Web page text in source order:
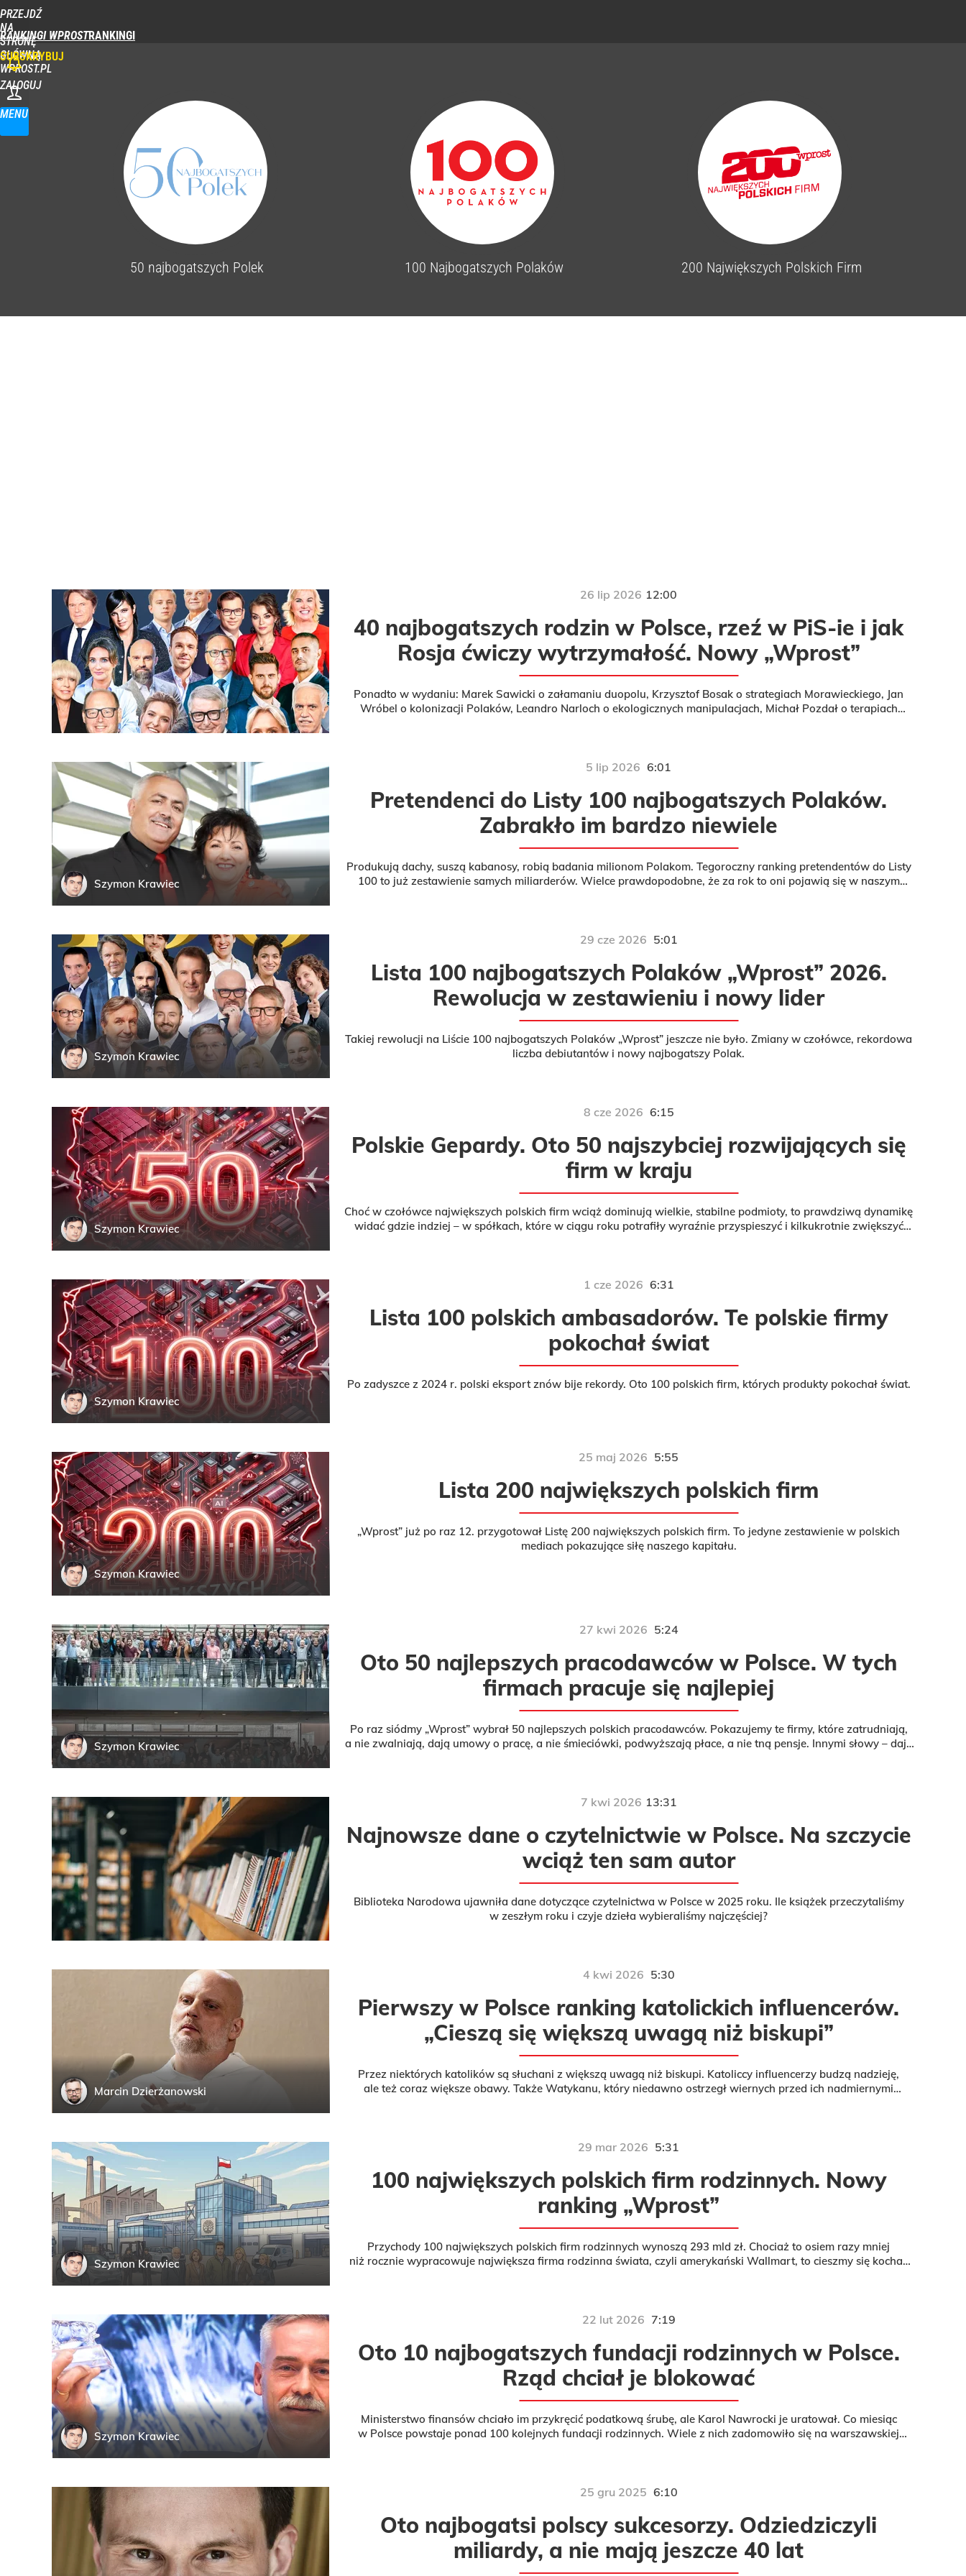
PRZEJDŹ
NA
STRONĘ
GŁÓWNĄ
WPROST.PL
RANKINGI WPROST
SUBSKRYBUJ
ZALOGUJ
MENU
50 najbogatszych Polek 100 Najbogatszych Polaków 200 Największych Polskich Firm
40 najbogatszych rodzin w Polsce, rzeź w PiS-ie i jak
Rosja ćwiczy wytrzymałość. Nowy „Wprost”
Ponadto w wydaniu: Marek Sawicki o załamaniu duopolu, Krzysztof Bosak o strategiach Morawieckiego, Jan
Wróbel o kolonizacji Polaków, Leandro Narloch o ekologicznych manipulacjach, Michał Pozdał o terapiach
26 lip 2026 12:00
Szymon Krawiec
Pretendenci do Listy 100 najbogatszych Polaków.
Zabrakło im bardzo niewiele
Produkują dachy, suszą kabanosy, robią badania milionom Polakom. Tegoroczny ranking pretendentów do Listy
100 to już zestawienie samych miliarderów. Wielce prawdopodobne, że za rok to oni pojawią się w naszym
5 lip 2026 6:01
Szymon Krawiec
Lista 100 najbogatszych Polaków „Wprost” 2026.
Rewolucja w zestawieniu i nowy lider
Takiej rewolucji na Liście 100 najbogatszych Polaków „Wprost” jeszcze nie było. Zmiany w czołówce, rekordowa
liczba debiutantów i nowy najbogatszy Polak.
29 cze 2026 5:01
Szymon Krawiec
Polskie Gepardy. Oto 50 najszybciej rozwijających się
firm w kraju
Choć w czołówce największych polskich firm wciąż dominują wielkie, stabilne podmioty, to prawdziwą dynamikę
widać gdzie indziej – w spółkach, które w ciągu roku potrafiły wyraźnie przyspieszyć i kilkukrotnie zwiększyć
8 cze 2026 6:15
Szymon Krawiec
Lista 100 polskich ambasadorów. Te polskie firmy
pokochał świat
Po zadyszce z 2024 r. polski eksport znów bije rekordy. Oto 100 polskich firm, których produkty pokochał świat.
1 cze 2026 6:31
Szymon Krawiec
Lista 200 największych polskich firm
„Wprost” już po raz 12. przygotował Listę 200 największych polskich firm. To jedyne zestawienie w polskich
mediach pokazujące siłę naszego kapitału.
25 maj 2026 5:55
Szymon Krawiec
Oto 50 najlepszych pracodawców w Polsce. W tych
firmach pracuje się najlepiej
Po raz siódmy „Wprost” wybrał 50 najlepszych polskich pracodawców. Pokazujemy te firmy, które zatrudniają,
a nie zwalniają, dają umowy o pracę, a nie śmieciówki, podwyższają płace, a nie tną pensje. Innymi słowy – dają
27 kwi 2026 5:24
Najnowsze dane o czytelnictwie w Polsce. Na szczycie
wciąż ten sam autor
Biblioteka Narodowa ujawniła dane dotyczące czytelnictwa w Polsce w 2025 roku. Ile książek przeczytaliśmy
w zeszłym roku i czyje dzieła wybieraliśmy najczęściej?
7 kwi 2026 13:31
Marcin Dzierżanowski
Pierwszy w Polsce ranking katolickich influencerów.
„Cieszą się większą uwagą niż biskupi”
Przez niektórych katolików są słuchani z większą uwagą niż biskupi. Katoliccy influencerzy budzą nadzieję,
ale też coraz większe obawy. Także Watykanu, który niedawno ostrzegł wiernych przed ich nadmiernymi
4 kwi 2026 5:30
Szymon Krawiec
100 największych polskich firm rodzinnych. Nowy
ranking „Wprost”
Przychody 100 największych polskich firm rodzinnych wynoszą 293 mld zł. Chociaż to osiem razy mniej
niż rocznie wypracowuje największa firma rodzinna świata, czyli amerykański Wallmart, to cieszmy się kochać
29 mar 2026 5:31
Szymon Krawiec
Oto 10 najbogatszych fundacji rodzinnych w Polsce.
Rząd chciał je blokować
Ministerstwo finansów chciało im przykręcić podatkową śrubę, ale Karol Nawrocki je uratował. Co miesiąc
w Polsce powstaje ponad 100 kolejnych fundacji rodzinnych. Wiele z nich zadomowiło się na warszawskiej
22 lut 2026 7:19
Oto najbogatsi polscy sukcesorzy. Odziedziczyli
miliardy, a nie mają jeszcze 40 lat
25 gru 2025 6:10